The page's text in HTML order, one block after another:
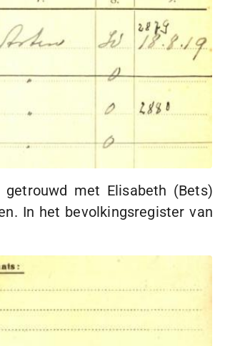
getrouwd met Elisabeth (Bets)
In het bevolkingsregister van